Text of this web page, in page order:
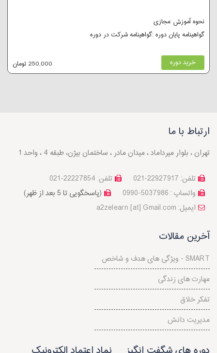
نحوه آموزش :مجازی
گواهینامه پایان دوره :گواهینامه شرکت در دوره
خرید دوره 250,000 تومان
ارتباط با ما
تهران ، بلوار میرداماد ، میدان مادر ، ساختمان بیژن، طبقه 4 ، واحد 1
تلفن: 22227854-021
تلفن: 22927917-021
(پاسخگویی تا 5 بعد از ظهر)
واتساپ : 5037986-0990
a2zelearn [at] Gmail.com :ایمیل
آخرین مقالات
ویژگی های هدف و شاخص - SMART
مهارت های زندگی
تفکر خلاق
مدیریت دانش